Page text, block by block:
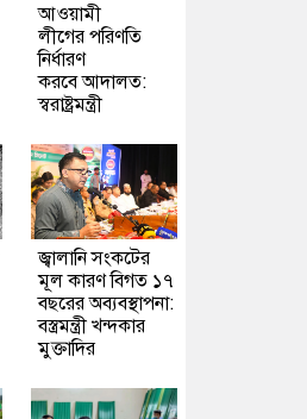
আওয়ামী
লীগের পরিণতি
নির্ধারণ
করবে আদালত:
স্বরাষ্ট্রমন্ত্রী
জ্বালানি সংকটের
মূল কারণ বিগত ১৭
বছরের অব্যবস্থাপনা:
বস্ত্রমন্ত্রী খন্দকার
মুক্তাদির